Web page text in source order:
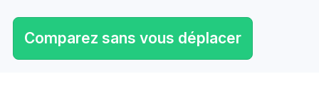
Comparez sans vous déplacer